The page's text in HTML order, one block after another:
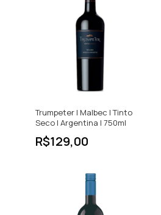
Trumpeter | Malbec | Tinto
Seco | Argentina | 750ml
R$129,00